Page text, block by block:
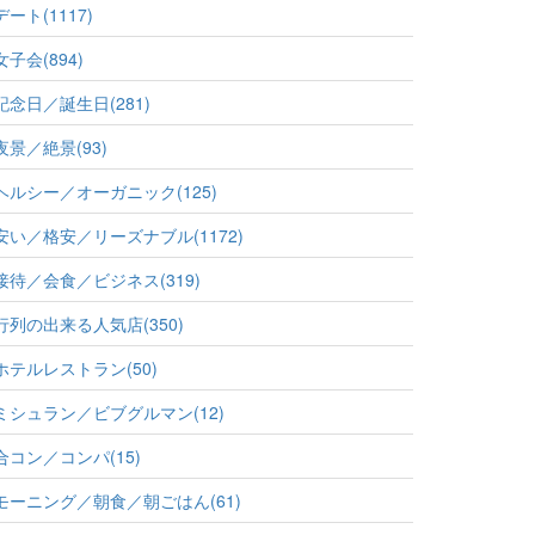
ート(1117)
子会(894)
念日／誕生日(281)
景／絶景(93)
ルシー／オーガニック(125)
い／格安／リーズナブル(1172)
待／会食／ビジネス(319)
列の出来る人気店(350)
テルレストラン(50)
シュラン／ビブグルマン(12)
コン／コンパ(15)
ーニング／朝食／朝ごはん(61)